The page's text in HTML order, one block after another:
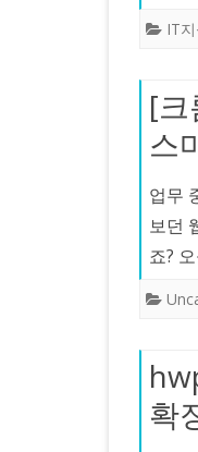
IT
[크
스
업무
보던
죠?
확